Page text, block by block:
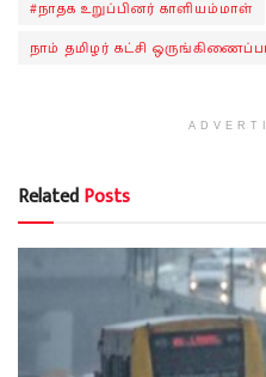
#நாதக உறுப்பினர் காளியம்மாள்
நாம் தமிழர் கட்சி
RelatedPosts